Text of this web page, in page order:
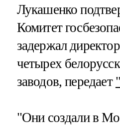
Лукашенко
Комитет
задержал
четырех
заводов, передает
"Они создали в